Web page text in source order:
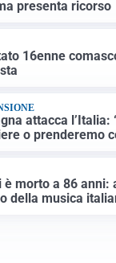
presenta ricorso
16enne
attacca l’Italia:
o prenderemo
è morto a 86 anni:
della musica